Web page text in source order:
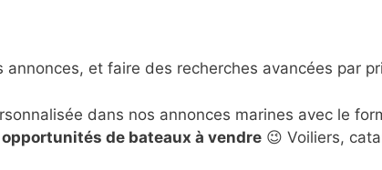
annonces, et faire des recherches avancées par
dans nos annonces marines avec le
de bateaux à vendre 😉 Voiliers,